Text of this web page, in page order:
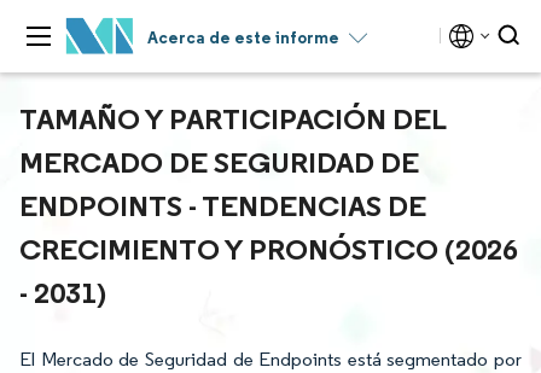
Acerca de este informe
TAMAÑO Y PARTICIPACIÓN DEL
MERCADO DE SEGURIDAD DE
ENDPOINTS - TENDENCIAS DE
CRECIMIENTO Y PRONÓSTICO (2026
- 2031)
El Mercado de Seguridad de Endpoints está segmentado por